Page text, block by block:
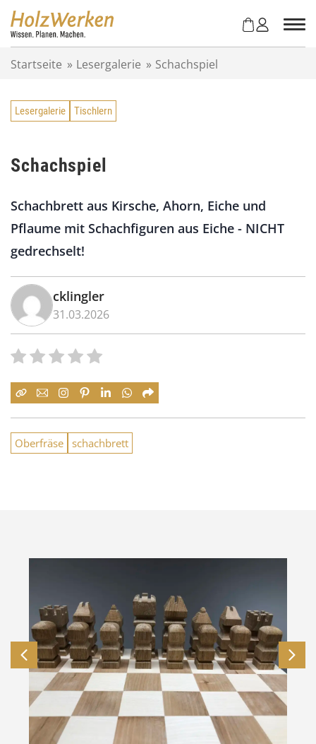
Startseite » Lesergalerie » Schachspiel
Lesergalerie Tischlern
Schachspiel
Schachbrett aus Kirsche, Ahorn, Eiche und
Pflaume mit Schachfiguren aus Eiche - NICHT
gedrechselt!
cklingler
31.03.2026
Oberfräse schachbrett